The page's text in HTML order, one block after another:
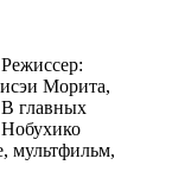
Морита,
главных
мультфильм,